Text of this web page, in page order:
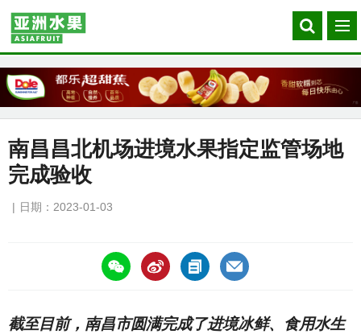
Search
our
菜
单
南昌昌北机场进境水果指定监管场地
完成验收
日期：2023-01-03
https://asiafruitchina.net/24225.html
截至目前，南昌市圆满完成了进境冰鲜、食用水生